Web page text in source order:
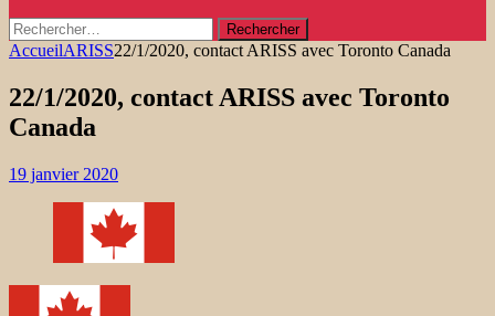
Rechercher :
AccueilARISS22/1/2020, contact ARISS avec Toronto Canada
22/1/2020, contact ARISS avec Toronto
Canada
19 janvier 2020